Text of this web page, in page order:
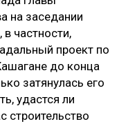
на заседании
в частности,
проект по
до конца
затянулась его
удастся ли
строительство